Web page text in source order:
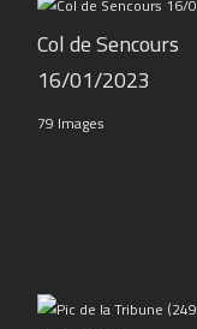
Col de Sencours
16/01/2023
79 Images